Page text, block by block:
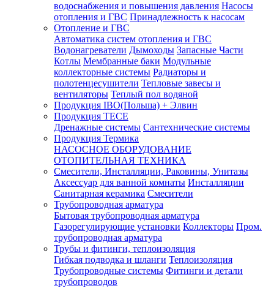
водоснабжения и повышения давления Насосы
отопления и ГВС Принадлежность к насосам
Отопление и ГВС
Автоматика систем отопления и ГВС
Водонагреватели Дымоходы Запасные Части
Котлы Мембранные баки Модульные
коллекторные системы Радиаторы и
полотенцесушители Тепловые завесы и
вентиляторы Теплый пол водяной
Продукция IBO(Польша) + Элвин
Продукция TECE
Дренажные системы Сантехнические системы
Продукция Термика
НАСОСНОЕ ОБОРУДОВАНИЕ
ОТОПИТЕЛЬНАЯ ТЕХНИКА
Смесители, Инсталляции, Раковины, Унитазы
Аксессуар для ванной комнаты Инсталляции
Санитарная керамика Смесители
Трубопроводная арматура
Бытовая трубопроводная арматура
Газорегулирующие установки Коллекторы Пром.
трубопроводная арматура
Трубы и фитинги, теплоизоляция
Гибкая подводка и шланги Теплоизоляция
Трубопроводные системы Фитинги и детали
трубопроводов